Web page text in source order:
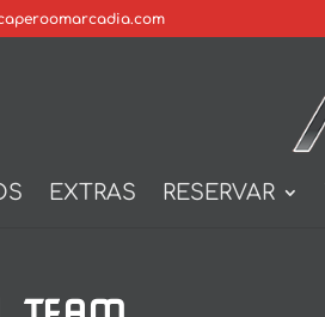
EXTRAS RESERVAR